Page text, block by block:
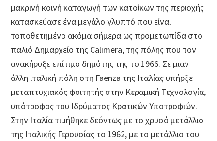
μακρινή κοινή καταγωγή των κατοίκων της περιοχής
κατασκεύασε ένα μεγάλο γλυπτό που είναι
τοποθετημένο ακόμα σήμερα ως προμετωπίδα στο
παλιό Δημαρχείο της Calimera, της πόλης που τον
ανακήρυξε επίτιμο δημότης της το 1966. Σε μιαν
άλλη ιταλική πόλη στη Faenza της Ιταλίας υπήρξε
μεταπτυχιακός φοιτητής στην Κεραμική Τεχνολογία,
υπότροφος του Ιδρύματος Κρατικών Υποτροφιών.
Στην Ιταλία τιμήθηκε δεόντως με το χρυσό μετάλλιο
της Ιταλικής Γερουσίας το 1962, με το μετάλλιο του